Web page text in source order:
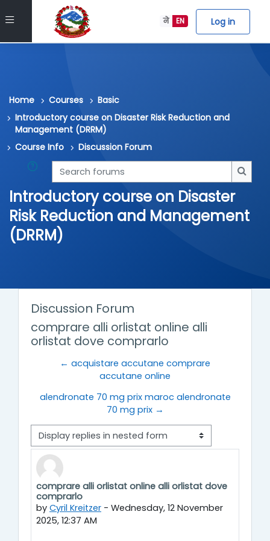
Side panel EN
ने Log in
Skip to main content
Home Courses
Basic
Introductory course on Disaster Risk Reduction and
Management (DRRM)
Course Info
Discussion Forum
Search forums
Introductory course on Disaster
Risk Reduction and Management
(DRRM)
Discussion Forum
comprare alli orlistat online alli
orlistat dove comprarlo
← acquistare accutane comprare
accutane online
alendronate 70 mg prix maroc alendronate
70 mg prix →
Display mode
comprare alli orlistat online alli orlistat dove
comprarlo
by Cyril Kreitzer - Wednesday, 12 November
2025, 12:37 AM
Number of replies: 0